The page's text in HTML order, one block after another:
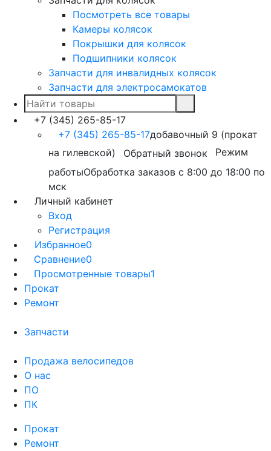
Посмотреть все товары
Камеры колясок
Покрышки для колясок
Подшипники колясок
Запчасти для инвалидных колясок
Запчасти для электросамокатов
+7 (345) 265-85-17
+7 (345) 265-85-17добавочный 9 (прокат
на гилевской)
Обратный звонок
Режим
работыОбработка заказов с 8:00 до 18:00 по
мск
Личный кабинет
Вход
Регистрация
Избранное0
Сравнение0
Просмотренные товары1
Прокат
Ремонт
Запчасти
Продажа велосипедов
О нас
ПО
ПК
Прокат
Ремонт